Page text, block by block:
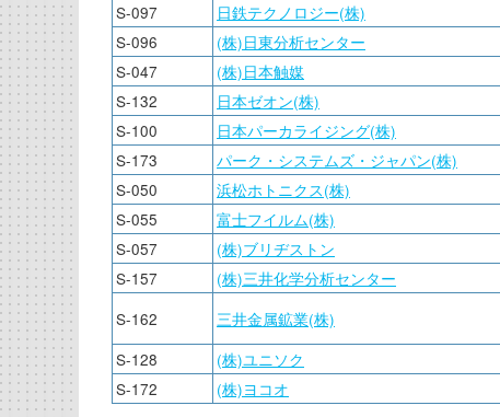
S-097
日鉄テクノロジー(株)
S-096
(株)日東分析センター
S-047
(株)日本触媒
S-132
日本ゼオン(株)
S-100
日本パーカライジング(株)
S-173
パーク・システムズ・ジャパン(株)
S-050
浜松ホトニクス(株)
S-055
富士フイルム(株)
S-057
(株)ブリヂストン
S-157
(株)三井化学分析センター
S-162
三井金属鉱業(株)
S-128
(株)ユニソク
S-172
(株)ヨコオ